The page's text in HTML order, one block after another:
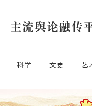
科学 文史 艺